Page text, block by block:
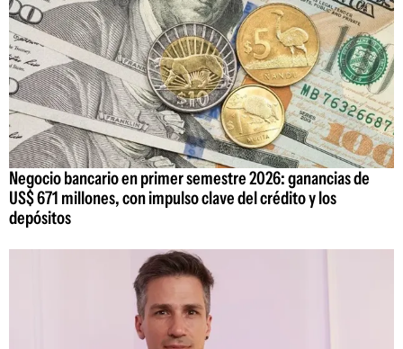
Negocio bancario en primer semestre 2026: ganancias de
US$ 671 millones, con impulso clave del crédito y los
depósitos